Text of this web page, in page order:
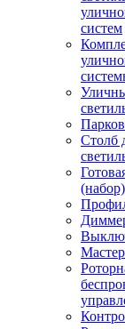
систем
Столб
(набор)